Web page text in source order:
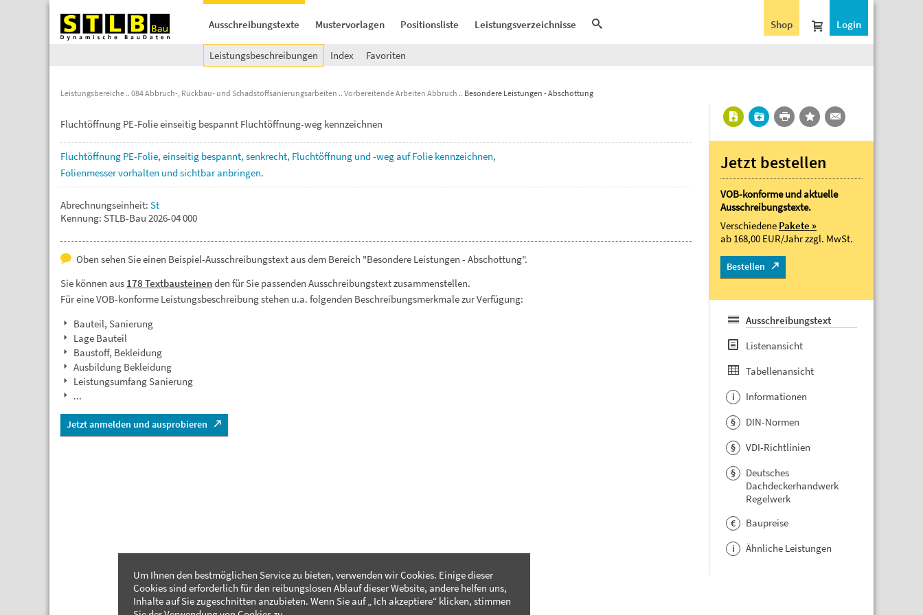
Ausschreibungstexte Mustervorlagen Positionsliste Leistungsverzeichnisse Login
Shop
Leistungsbeschreibungen Index Favoriten
Leistungsbereiche 084 Abbruch-, Rückbau- und Schadstoffsanierungsarbeiten Vorbereitende Arbeiten Abbruch Besondere Leistungen - Abschottung
Fluchtöffnung PE-Folie einseitig bespannt Fluchtöffnung-weg kennzeichnen
Fluchtöffnung PE-Folie, einseitig bespannt, senkrecht, Fluchtöffnung und-wegaufFolie kennzeichnen,
Folienmesservorhalten undsichtbaranbringen.
Abrechnungseinheit: St
Kennung: STLB-Bau 2026-04 000
Oben sehen Sie einen Beispiel-Ausschreibungstext aus dem Bereich "Besondere Leistungen - Abschottung".
Sie können aus 178 Textbausteinenden für Sie passenden Ausschreibungstext zusammenstellen.
Für eine VOB-konforme Leistungsbeschreibung stehen u.a. folgenden Beschreibungsmerkmale zur Verfügung:
Bauteil, Sanierung
Lage Bauteil
Baustoff, Bekleidung
Ausbildung Bekleidung
Leistungsumfang Sanierung
...
Jetzt anmelden und ausprobieren
Jetzt bestellen
VOB-konforme und aktuelle
Ausschreibungstexte.
Verschiedene Pakete »
ab 168,00 EUR/Jahrzzgl. MwSt.
Bestellen
Ausschreibungstext
Listenansicht
Tabellenansicht
i Informationen
§ DIN-Normen
§ VDI-Richtlinien
§
Deutsches
Dachdeckerhandwerk
Regelwerk
€ Baupreise
i Ähnliche Leistungen
Um Ihnen den bestmöglichen Service zu bieten, verwenden wir Cookies. Einige dieser
Cookies sind erforderlich für den reibungslosen Ablauf dieser Website, andere helfen uns,
Inhalte auf Sie zugeschnitten anzubieten. Wenn Sie auf „ Ich akzeptiere“ klicken, stimmen